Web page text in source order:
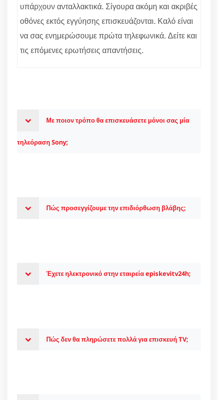
υπάρχουν ανταλλακτικά. Σίγουρα ακόμη και ακριβές
οθόνες εκτός εγγύησης επισκευάζονται. Καλό είναι
να σας ενημερώσουμε πρώτα τηλεφωνικά. Δείτε και
τις επόμενες ερωτήσεις απαντήσεις.
Με ποιον τρόπο θα επισκευάσετε μόνοι σας μία
τηλεόραση Sony;
Πώς προσεγγίζουμε την επιδιόρθωση βλάβης;
Έχετε ηλεκτρονικό στην εταιρεία episkevitv24h;
Πώς δεν θα πληρώσετε πολλά για επισκευή TV;